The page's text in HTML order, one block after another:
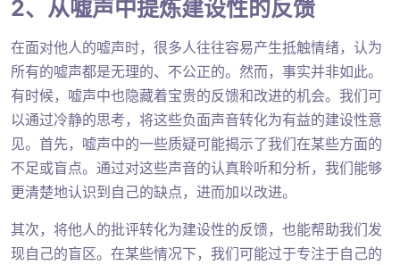
2、从嘘声中提炼建设性的反馈
在面对他人的嘘声时，很多人往往容易产生抵触情绪，认为
所有的嘘声都是无理的、不公正的。然而，事实并非如此。
有时候，嘘声中也隐藏着宝贵的反馈和改进的机会。我们可
以通过冷静的思考，将这些负面声音转化为有益的建设性意
见。首先，嘘声中的一些质疑可能揭示了我们在某些方面的
不足或盲点。通过对这些声音的认真聆听和分析，我们能够
更清楚地认识到自己的缺点，进而加以改进。
其次，将他人的批评转化为建设性的反馈，也能帮助我们发
现自己的盲区。在某些情况下，我们可能过于专注于自己的